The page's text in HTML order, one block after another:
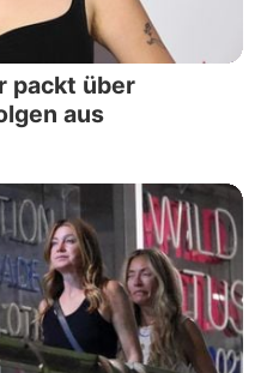
packt über
aus